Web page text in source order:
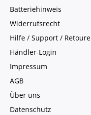
Batteriehinweis
Widerrufsrecht
Hilfe / Support / Retoure
Händler-Login
Impressum
AGB
Über uns
Datenschutz